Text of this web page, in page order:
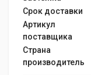
Срок доставки
Артикул
поставщика
Страна
производитель